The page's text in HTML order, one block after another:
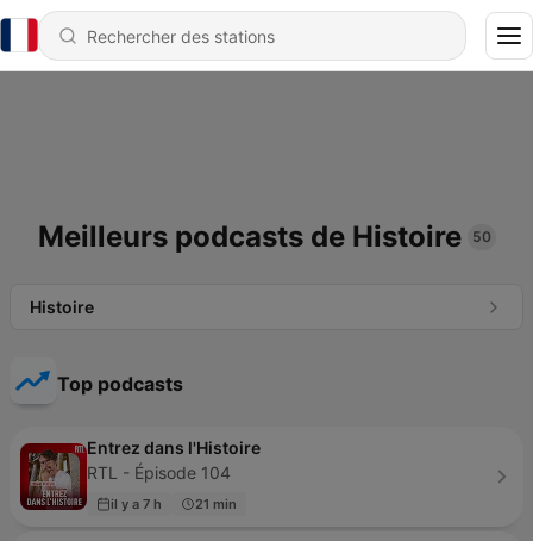
Meilleurs podcasts de Histoire 50
Histoire
Top podcasts
Entrez dans l'Histoire
RTL - Épisode 104
il y a 7 h 21 min